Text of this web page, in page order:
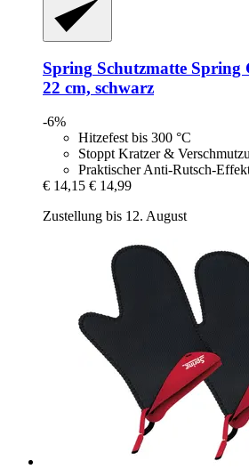
Spring Schutzmatte
22 cm, schwarz
-6%
Hitzefest bis 300 °C
Stoppt Kratzer &
Praktischer Anti-Rutsch-
€ 14,15 € 14,99
Zustellung bis 12. August